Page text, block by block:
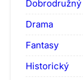
Dobrodružný
Drama
Fantasy
Historický